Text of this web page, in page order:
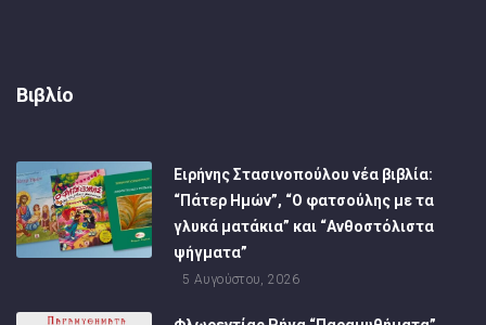
Βιβλίο
Ειρήνης Στασινοπούλου νέα βιβλία:
“Πάτερ Ημών”, “Ο φατσούλης με τα
γλυκά ματάκια” και “Ανθοστόλιστα
ψήγματα”
5 Αυγούστου, 2026